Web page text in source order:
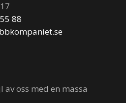
88
oss med en massa